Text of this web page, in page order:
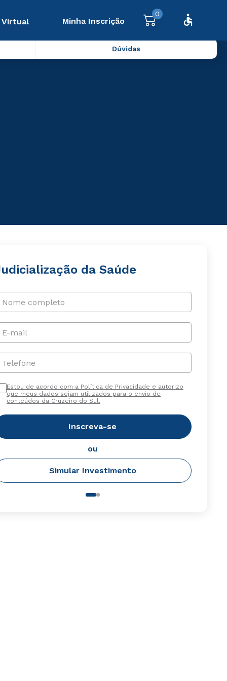
Virtual Minha Inscrição
0
Dúvidas
da Saúde
Nome completo
E-mail
Telefone
Estou de acordo com a Política de Privacidade e autorizo
que meus dados sejam utilizados para o envio de
conteúdos da Cruzeiro do Sul.
Inscreva-se
ou
Simular Investimento